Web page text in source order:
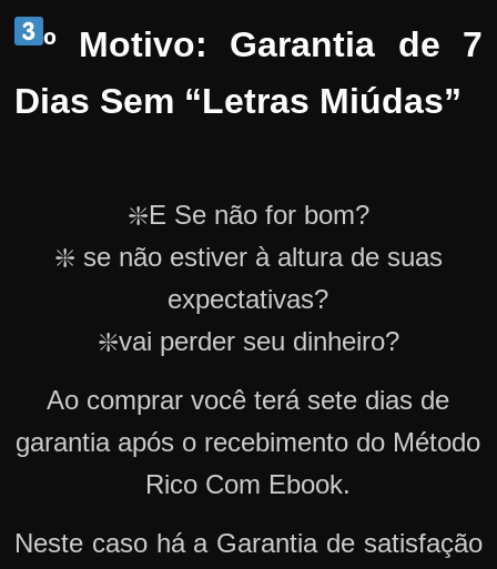
º Motivo: Garantia de 7
Dias Sem “Letras Miúdas”
❇️E Se não for bom?
❇️ se não estiver à altura de suas
expectativas?
❇️vai perder seu dinheiro?
Ao comprar você terá sete dias de
garantia após o recebimento do Método
Rico Com Ebook.
Neste caso há a Garantia de satisfação